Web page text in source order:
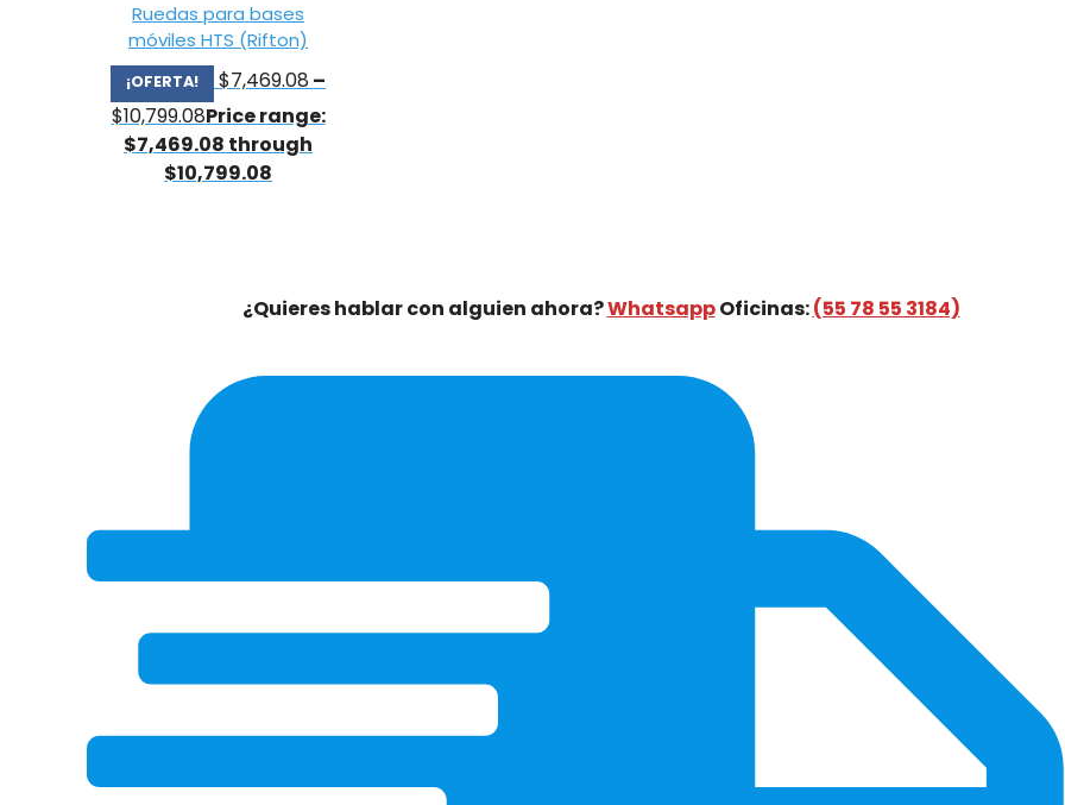
Ruedas para bases
móviles HTS (Rifton)
¡OFERTA! $7,469.08 –
$10,799.08Price range:
$7,469.08 through
$10,799.08
¿Quieres hablar con alguien ahora?WhatsappOficinas:(55 78 55 3184)